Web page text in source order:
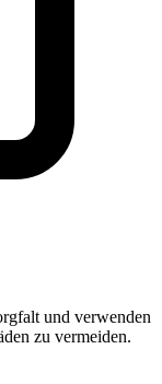
und verwenden
zu vermeiden.